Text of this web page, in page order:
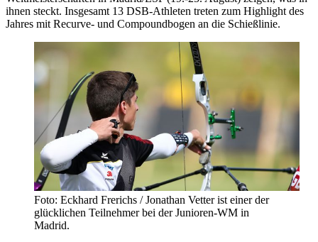
ihnen steckt. Insgesamt 13 DSB-Athleten treten zum Highlight des
Jahres mit Recurve- und Compoundbogen an die Schießlinie.
Foto: Eckhard Frerichs / Jonathan Vetter ist einer der
glücklichen Teilnehmer bei der Junioren-WM in
Madrid.